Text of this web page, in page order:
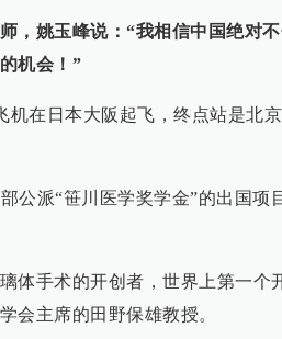
，姚玉峰说：“我相信中国绝对
机会！”
机在日本大阪起飞，终点站是北
公派“笹川医学奖学金”的出国项
体手术的开创者，世界上第一个
会主席的田野保雄教授。